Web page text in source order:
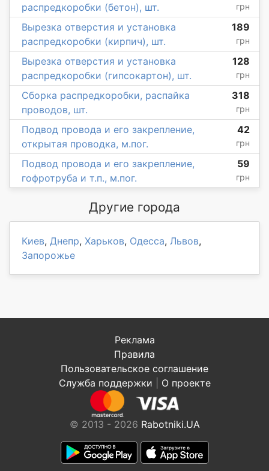
распредкоробки (бетон), шт.
грн
Вырезка отверстия и установка
распредкоробки (кирпич), шт.
189
грн
Вырезка отверстия и установка
распредкоробки (гипсокартон), шт.
128
грн
Сборка распредкоробки, распайка
проводов, шт.
318
грн
Подвод провода и его закрепление,
открытая проводка, м.пог.
42
грн
Подвод провода и его закрепление,
гофротруба и т.п., м.пог.
59
грн
Другие города
Киев, Днепр, Харьков, Одесса, Львов,
Запорожье
Реклама
Правила
Пользовательское соглашение
Служба поддержки
О проекте
© 2013 - 2026 Rabotniki.UA